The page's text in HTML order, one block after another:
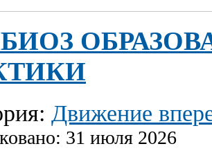
Движение
31 июля 2026